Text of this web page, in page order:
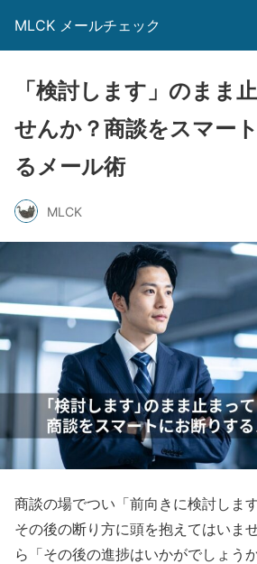
MLCK メールチェック
「検討します」のまま
せんか？商談をスマー
るメール術
MLCK
商談の場でつい「前向きに検討しま
その後の断り方に頭を抱えてはいま
ら「その後の進捗はいかがでしょう